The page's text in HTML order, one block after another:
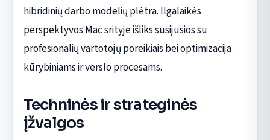
hibridinių darbo modelių plėtra. Ilgalaikės
perspektyvos Mac srityje išliks susijusios su
profesionalių vartotojų poreikiais bei optimizacija
kūrybiniams ir verslo procesams.
Techninės ir strateginės
įžvalgos